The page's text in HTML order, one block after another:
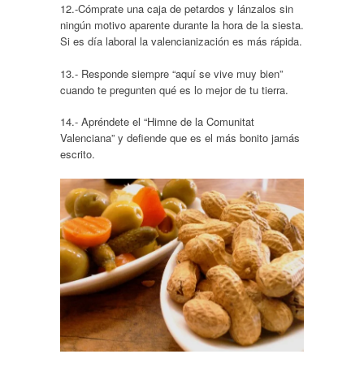
12.-Cómprate una caja de petardos y lánzalos sin
ningún motivo aparente durante la hora de la siesta.
Si es día laboral la valencianización es más rápida.
13.- Responde siempre “aquí se vive muy bien”
cuando te pregunten qué es lo mejor de tu tierra.
14.- Apréndete el “Himne de la Comunitat
Valenciana” y defiende que es el más bonito jamás
escrito.